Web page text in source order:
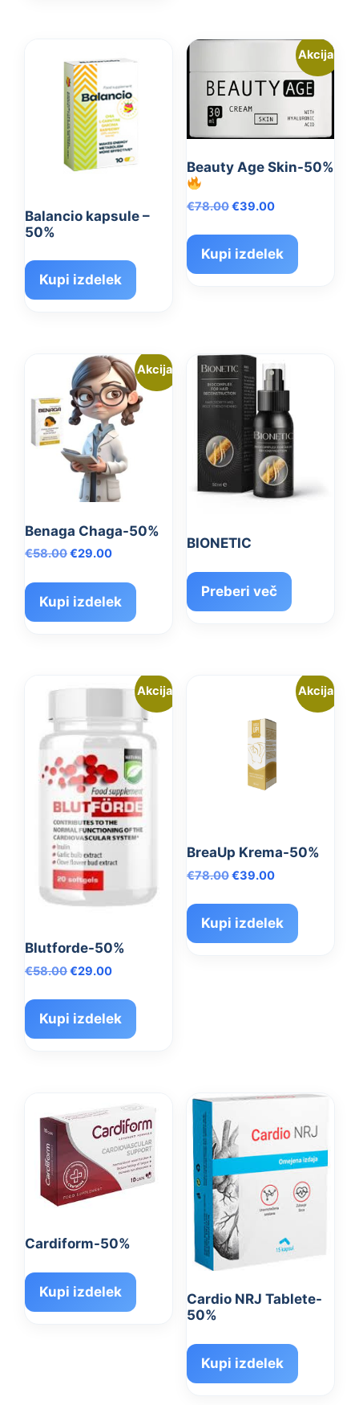
Balancio kapsule –
50%
Kupi izdelek
Akcija!
Beauty Age Skin-50%
€78.00Izvirna
je
bila:
€78.00.
€39.00Trenutna
je:
€39.00.
Kupi izdelek
Akcija!
Benaga Chaga-50%
€58.00Izvirna
je
bila:
€58.00.
€29.00Trenutna
je:
€29.00.
Kupi izdelek
BIONETIC
Preberi več
Akcija!
Blutforde-50%
€58.00Izvirna
je
bila:
€58.00.
€29.00Trenutna
je:
€29.00.
Kupi izdelek
Akcija!
BreaUp Krema-50%
€78.00Izvirna
je
bila:
€78.00.
€39.00Trenutna
je:
€39.00.
Kupi izdelek
Cardiform-50%
Kupi izdelek
Cardio NRJ Tablete-
50%
Kupi izdelek